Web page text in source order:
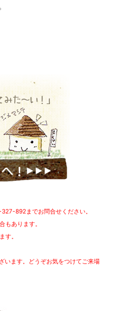
892までお問合せください。
もあります。
す。
います。どうぞお気をつけてご来場